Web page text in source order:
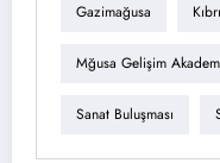
Gazimağusa
Mğusa Gelişim
Sanat Buluşması